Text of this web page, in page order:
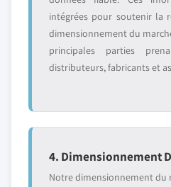
intégrées pour soutenir la
dimensionnement du
principales parties
distributeurs, fabricants et
4. Dimensionnement
Notre dimensionnement du